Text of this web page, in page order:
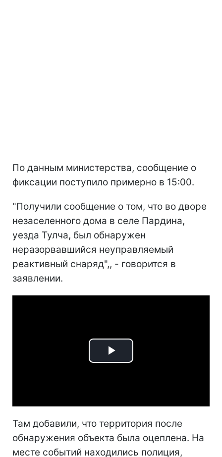
По данным министерства, сообщение о
фиксации поступило примерно в 15:00.
"Получили сообщение о том, что во дворе
незаселенного дома в селе Пардина,
уезда Тулча, был обнаружен
неразорвавшийся неуправляемый
реактивный снаряд",, - говорится в
заявлении.
Play
Там добавили, что территория после
обнаружения объекта была оцеплена. На
месте событий находились полиция,